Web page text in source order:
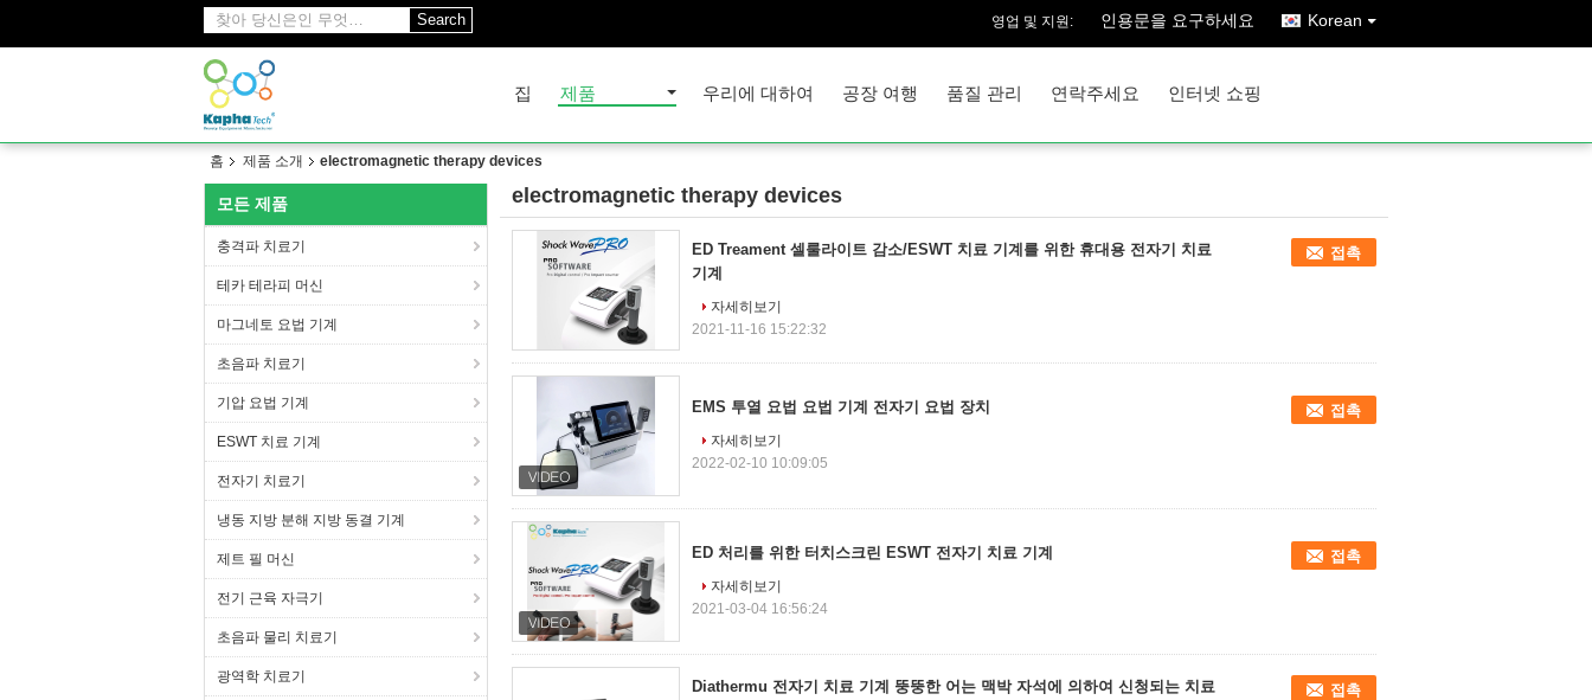
Search 영업 및 지원: 인용문을 요구하세요 Korean
집 제품 우리에 대하여 공장 여행 품질 관리 연락주세요 인터넷 쇼핑
홈 제품 소개 electromagnetic therapy devices
모든 제품
충격파 치료기
테카 테라피 머신
마그네토 요법 기계
초음파 치료기
기압 요법 기계
ESWT 치료 기계
전자기 치료기
냉동 지방 분해 지방 동결 기계
제트 필 머신
전기 근육 자극기
초음파 물리 치료기
광역학 치료기
electromagnetic therapy devices
(100)
ED Treament 셀룰라이트 감소/ESWT 치료 기계를 위한 휴대용 전자기 치료
기계
접촉
자세히보기
2021-11-16 15:22:32
EMS 투열 요법 요법 기계 전자기 요법 장치 접촉
자세히보기
2022-02-10 10:09:05
ED 처리를 위한 터치스크린 ESWT 전자기 치료 기계 접촉
자세히보기
2021-03-04 16:56:24
Diathermu 전자기 치료 기계 뚱뚱한 어는 맥박 자석에 의하여 신청되는 치료
접촉